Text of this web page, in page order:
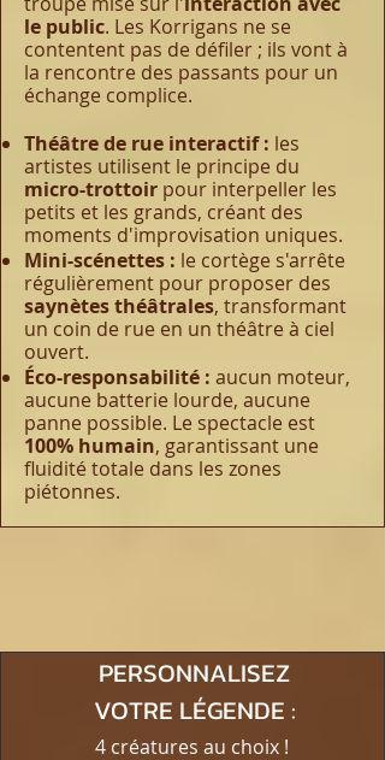
le public. Les Korrigans ne se
contentent pas de défiler ; ils vont à
la rencontre des passants pour un
échange complice.
Théâtre de rue interactif : les
artistes utilisent le principe du
micro-trottoir pour interpeller les
petits et les grands, créant des
moments d'improvisation uniques.
Mini-scénettes : le cortège s'arrête
régulièrement pour proposer des
saynètes théâtrales, transformant
un coin de rue en un théâtre à ciel
ouvert.
Éco-responsabilité : aucun moteur,
aucune batterie lourde, aucune
panne possible. Le spectacle est
100% humain, garantissant une
fluidité totale dans les zones
piétonnes.
PERSONNALISEZ
VOTRE LÉGENDE :
4 créatures au choix !